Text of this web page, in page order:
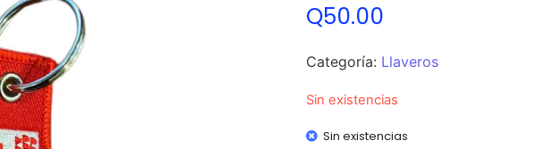
Q50.00
Categoría: Llaveros
Sin existencias
Sin existencias